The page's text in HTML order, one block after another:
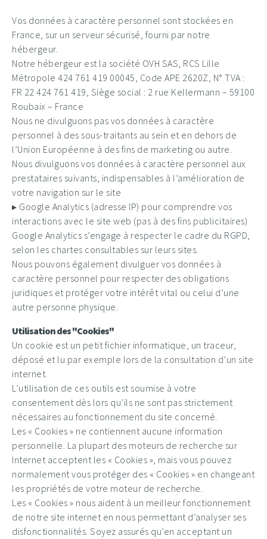
Vos données à caractère personnel sont stockées en
France, sur un serveur sécurisé, fourni par notre
hébergeur.
Notre hébergeur est la société OVH SAS, RCS Lille
Métropole 424 761 419 00045, Code APE 2620Z, N° TVA :
FR 22 424 761 419, Siège social : 2 rue Kellermann – 59100
Roubaix – France
Nous ne divulguons pas vos données à caractère
personnel à des sous-traitants au sein et en dehors de
l’Union Européenne à des fins de marketing ou autre.
Nous divulguons vos données à caractère personnel aux
prestataires suivants, indispensables à l’amélioration de
votre navigation sur le site
▸ Google Analytics (adresse IP) pour comprendre vos
interactions avec le site web (pas à des fins publicitaires)
Google Analytics s’engage à respecter le cadre du RGPD,
selon les chartes consultables sur leurs sites.
Nous pouvons également divulguer vos données à
caractère personnel pour respecter des obligations
juridiques et protéger votre intérêt vital ou celui d’une
autre personne physique.
Utilisation des "Cookies"
Un cookie est un petit fichier informatique, un traceur,
déposé et lu par exemple lors de la consultation d’un site
internet.
L’utilisation de ces outils est soumise à votre
consentement dès lors qu’ils ne sont pas strictement
nécessaires au fonctionnement du site concerné.
Les « Cookies » ne contiennent aucune information
personnelle. La plupart des moteurs de recherche sur
Internet acceptent les « Cookies », mais vous pouvez
normalement vous protéger des « Cookies » en changeant
les propriétés de votre moteur de recherche.
Les « Cookies » nous aident à un meilleur fonctionnement
de notre site internet en nous permettant d’analyser ses
disfonctionnalités. Soyez assurés qu’en acceptant un